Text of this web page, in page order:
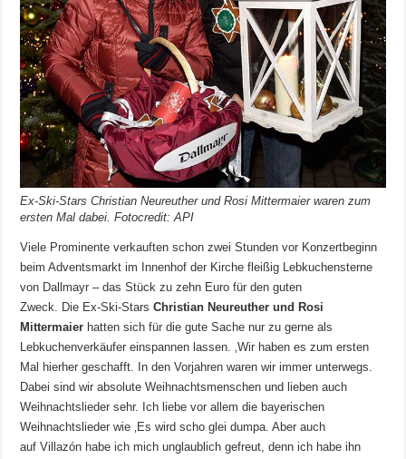
Ex-Ski-Stars Christian Neureuther und Rosi Mittermaier waren zum
ersten Mal dabei. Fotocredit: API
Viele Prominente verkauften schon zwei Stunden vor Konzertbeginn
beim Adventsmarkt im Innenhof der Kirche fleißig Lebkuchensterne
von Dallmayr – das Stück zu zehn Euro für den guten
Zweck. Die Ex-Ski-StarsChristian Neureuther und Rosi
Mittermaier hatten sich für die gute Sache nur zu gerne als
Lebkuchenverkäufer einspannen lassen. ‚Wir haben es zum ersten
Mal hierher geschafft. In den Vorjahren waren wir immer unterwegs.
Dabei sind wir absolute Weihnachtsmenschen und lieben auch
Weihnachtslieder sehr. Ich liebe vor allem die bayerischen
Weihnachtslieder wie ‚Es wird scho glei dumpa. Aber auch
auf Villazón habe ich mich unglaublich gefreut, denn ich habe ihn